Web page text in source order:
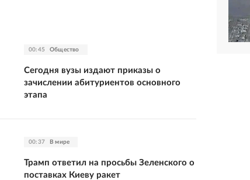
00:45 Общество
Сегодня вузы издают приказы о
зачислении абитуриентов основного
этапа
00:37 В мире
Трамп ответил на просьбы Зеленского о
поставках Киеву ракет